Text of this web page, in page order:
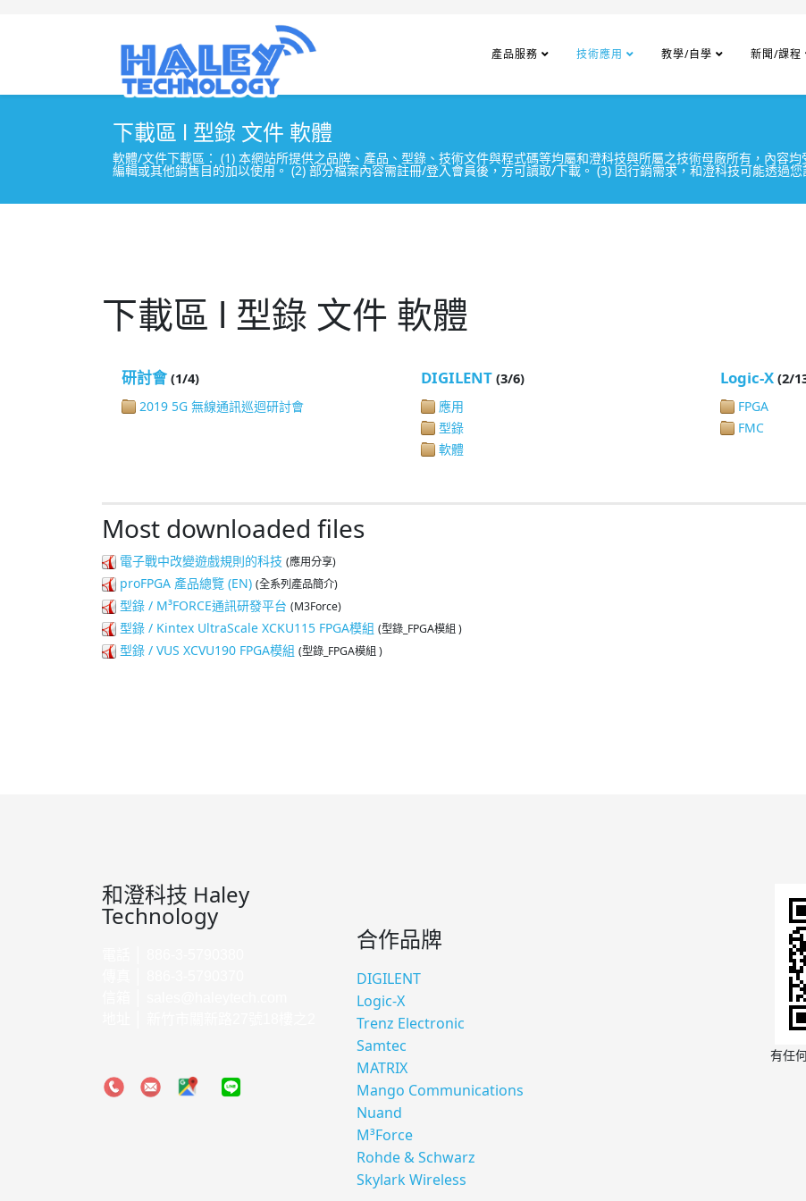
產品服務 技術應用 教學/自學 新聞/課程
下載區 l 型錄 文件 軟體
軟體/文件下載區： (1) 本網站所提供之品牌、產品、型錄、技術文件與程式碼等均屬和澄科技與所屬之技術母廠所有，內容
編輯或其他銷售目的加以使用。 (2) 部分檔案內容需註冊/登入會員後，方可讀取/下載。 (3) 因行銷需求，和澄科技可能透過
下載區 l 型錄 文件 軟體
研討會 (1/4)
2019 5G 無線通訊巡迴研討會
DIGILENT (3/6)
應用
型錄
軟體
Logic-X (2/
FPGA
FMC
Most downloaded files
電子戰中改變遊戲規則的科技 (應用分享)
proFPGA 產品總覽 (EN) (全系列產品簡介)
型錄 / M³FORCE通訊研發平台 (M3Force)
型錄 / Kintex UltraScale XCKU115 FPGA模組 (型錄_FPGA模組 )
型錄 / VUS XCVU190 FPGA模組 (型錄_FPGA模組 )
和澄科技 Haley
Technology
合作品牌
DIGILENT
Logic-X
Trenz Electronic
Samtec
MATRIX
Mango Communications
Nuand
M³Force
Rohde & Schwarz
Skylark Wireless
有任